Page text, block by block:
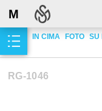
M
IN CIMA FOTO SU
RG-1046